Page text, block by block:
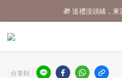
⌛行李箱結帳 72
🎁 送禮沒頭緒，來
⌛行李箱結帳 72
分享到